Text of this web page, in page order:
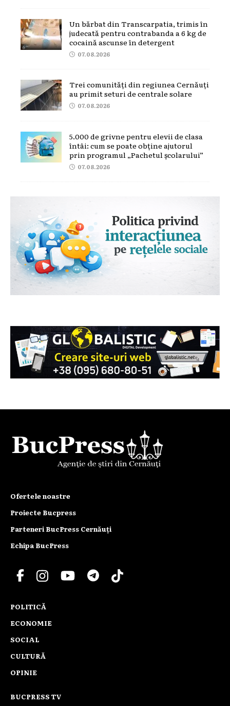
Un bărbat din Transcarpatia, trimis în
judecată pentru contrabanda a 6 kg de
cocaină ascunse în detergent
07.08.2026
Trei comunități din regiunea Cernăuți
au primit seturi de centrale solare
07.08.2026
5.000 de grivne pentru elevii de clasa
întâi: cum se poate obține ajutorul
prin programul „Pachetul școlarului”
07.08.2026
Ofertele noastre
Proiecte Bucpress
Parteneri BucPress Cernăuți
Echipa BucPress
POLITICĂ
ECONOMIE
SOCIAL
CULTURĂ
OPINIE
BUCPRESS TV